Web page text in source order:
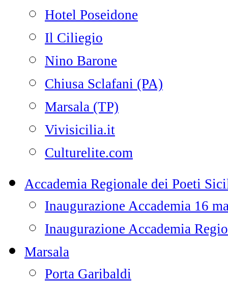
Hotel Poseidone
Il Ciliegio
Nino Barone
Chiusa Sclafani (PA)
Marsala (TP)
Vivisicilia.it
Culturelite.com
Accademia Regionale dei Poeti
Inaugurazione Accademia 16
Inaugurazione Accademia
Marsala
Porta Garibaldi